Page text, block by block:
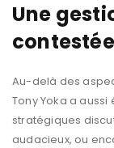
Une
contestée
Au-delà des
Tony Yoka a
stratégiques
audacieux, ou